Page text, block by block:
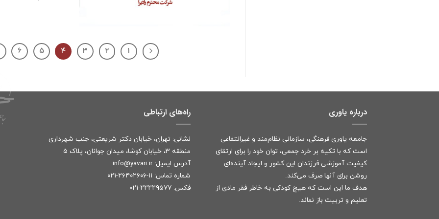
۱ ۲ ۳ ۴ ۵ ۶
درباره یاوری
جامعه یاوری فرهنگی، سازمانی نظام‌مند و غیرانتفاعی
است که با تکیه بر خرد جمعی، توان خود را برای ارتقای
کیفیت آموزشی فرزندان این کشور و ایجاد آینده‌ای
روشن برای آنها صرف می‌کند.
هدف ما این است که هیچ کودکی به خاطر فقر مادی از
تعلیم و تربیت باز نماند.
راه‌های ارتباطی
نشانی: تهران، خیابان دکتر شریعتی، جنب شهرداری
منطقه ۳، خیابان کوشا، میدان جوانان، پلاک ۵
آدرس ایمیل: info@yavari.ir
شماره تماس: ۱۱-۲۶۴۰۲۶۰۶-۰۲۱
فکس: ۲۲۲۲۹۵۷۷-۰۲۱